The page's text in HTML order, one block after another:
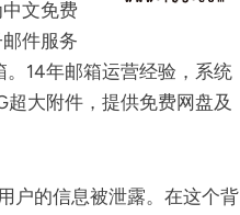
文免费
件服务
14年邮箱运营经验，系统
大附件，提供免费网盘及
户的信息被泄露。在这个背